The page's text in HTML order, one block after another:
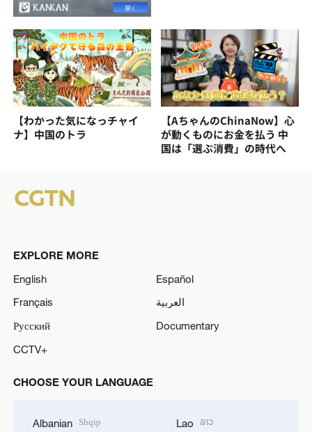
【わかった気になっチャイ
ナ】中国のトラ
【AちゃんのChinaNow】心
が動くものにお金を払う 中
国は「選ぶ消費」の時代へ
EXPLORE MORE
English
Español
Français
العربية
Русский
Documentary
CCTV+
CHOOSE YOUR LANGUAGE
Albanian Shqip Lao ລາວ